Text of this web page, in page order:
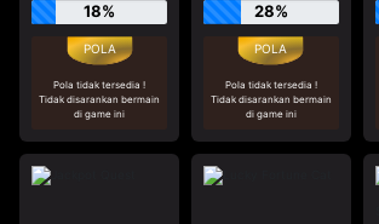
18%
Pola tidak tersedia !
Tidak disarankan bermain
di game ini
28%
Pola tidak tersedia !
Tidak disarankan bermain
di game ini